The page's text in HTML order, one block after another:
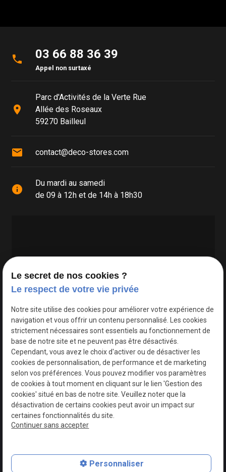
phone 03 66 88 36 39
Appel non surtaxé
place
Parc d'Activités de la Verte Rue
Allée des Roseaux
59270 Bailleul
mail contact@deco-stores.com
info
Du mardi au samedi
de 09 à 12h et de 14h à 18h30
Google Maps Search API est désactivé.
Plan du site
Le secret de nos cookies ?
Le respect de votre vie privée
Notre site utilise des cookies pour améliorer votre expérience de
navigation et vous offrir un contenu personnalisé. Les cookies
strictement nécessaires sont essentiels au fonctionnement de
base de notre site et ne peuvent pas être désactivés.
Cependant, vous avez le choix d'activer ou de désactiver les
cookies de personnalisation, de performance et de marketing
selon vos préférences. Vous pouvez modifier vos paramètres
de cookies à tout moment en cliquant sur le lien 'Gestion des
cookies' situé en bas de notre site. Veuillez noter que la
désactivation de certains cookies peut avoir un impact sur
certaines fonctionnalités du site.
Continuer sans accepter
Personnaliser